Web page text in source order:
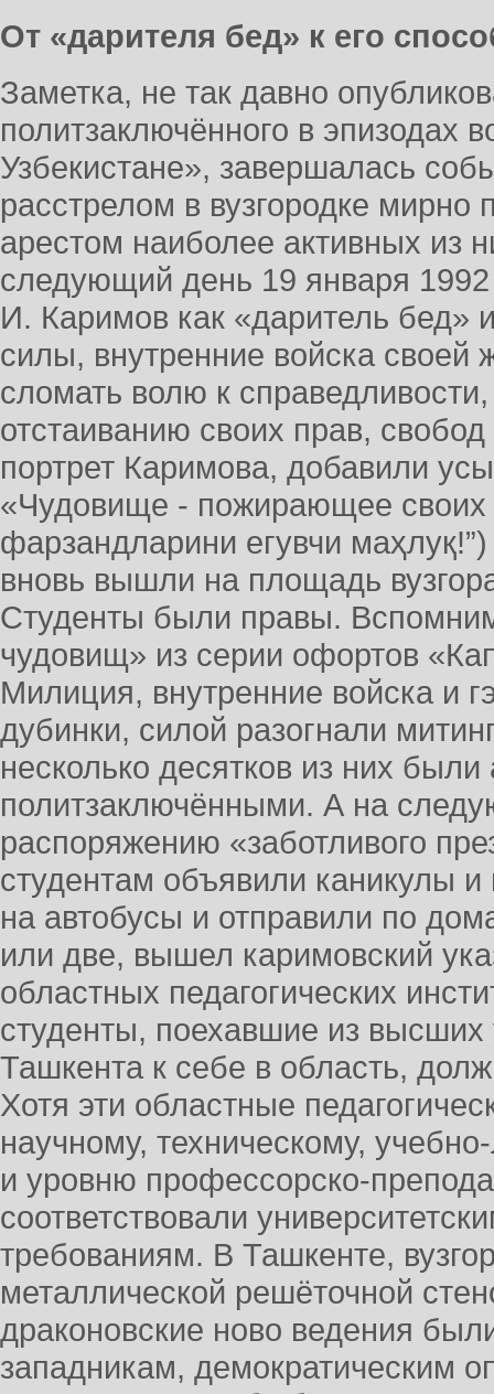
От «дарителя бед» к его
Заметка, не так давно
политзаключённого в эпизодах
Узбекистане», завершалась
расстрелом в вузгородке мирно
арестом наиболее активных из
следующий день 19 января 1992
И. Каримов как «даритель бед»
силы, внутренние войска своей
сломать волю к
отстаиванию своих прав,
портрет Каримова, добавили
«Чудовище - пожирающее своих
фарзандларини егувчи
вновь вышли на площадь
Студенты были правы.
чудовищ» из серии офортов
Милиция, внутренние войска и
дубинки, силой разогнали
несколько десятков из них
политзаключёнными. А на
распоряжению «заботливого
студентам объявили каникулы
на автобусы и отправили по
или две, вышел каримовский
областных педагогических
студенты, поехавшие из
Ташкента к себе в область,
Хотя эти областные
научному, техническому,
и уровню профессорско-
соответствовали
требованиям. В Ташкенте,
металлической решёточной
драконовские ново ведения
западникам, демократическим